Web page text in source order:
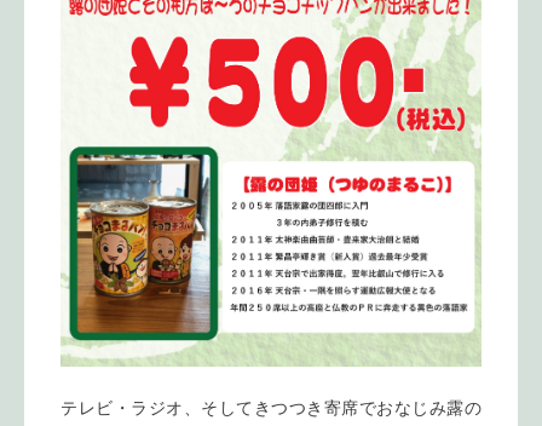
テレビ・ラジオ、そしてきつつき寄席でおなじみ露の